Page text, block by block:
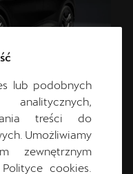
lub podobnych
treści do
Umożliwiamy
zewnętrznym
cookies.